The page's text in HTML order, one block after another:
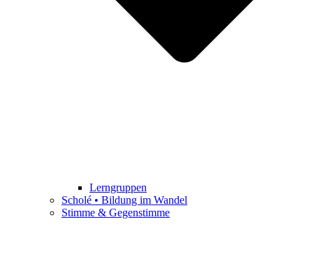
Lerngruppen
Scholé • Bildung im Wandel
Stimme & Gegenstimme